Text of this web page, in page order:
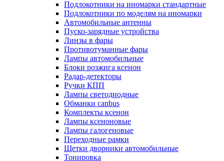
Подлокотники на иномарки стандартные
Подлокотники по моделям на иномарки
Автомобильные антенны
Пуско-зарядные устройства
Линзы в фары
Противотуманные фары
Лампы автомобильные
Блоки розжига ксенон
Радар-детекторы
Ручки КПП
Лампы светодиодные
Обманки canbus
Комплекты ксенон
Лампы ксеноновые
Лампы галогеновые
Переходные рамки
Щетки дворники автомобильные
Тонировка